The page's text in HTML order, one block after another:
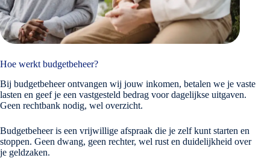
Hoe werkt budgetbeheer?
Bij budgetbeheer ontvangen wij jouw inkomen, betalen we je vaste
lasten en geef je een vastgesteld bedrag voor dagelijkse uitgaven.
Geen rechtbank nodig, wel overzicht.
Budgetbeheer is een vrijwillige afspraak die je zelf kunt starten en
stoppen. Geen dwang, geen rechter, wel rust en duidelijkheid over
je geldzaken.